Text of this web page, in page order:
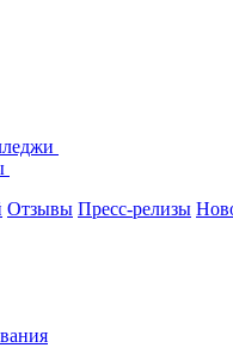
Отзывы Пресс-релизы